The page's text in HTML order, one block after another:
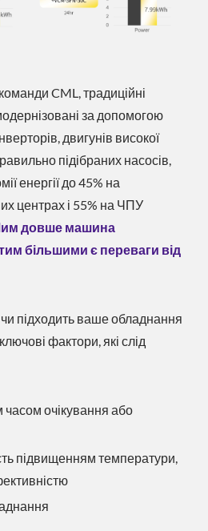
CML, традиційні
за допомогою
двигунів високої
підібраних насосів,
енергії до 45% на
центрах і 55% на ЧПУ
довше машина
більшими є переваги від
підходить ваше обладнання
фактори, які слід
очікування або
підвищенням температури,